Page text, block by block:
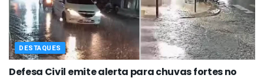
DESTAQUES
Defesa Civil emite alerta para chuvas fortes no